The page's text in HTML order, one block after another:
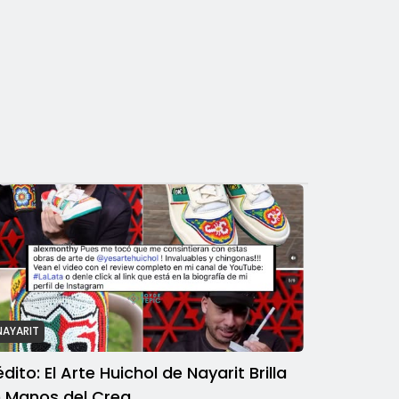
El Arte Huichol de Nayarit Brilla